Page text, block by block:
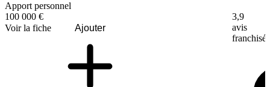
Apport personnel
100 000 €
Voir la fiche
Ajouter
3,9
avis
franchisé